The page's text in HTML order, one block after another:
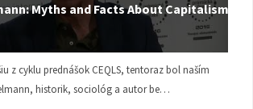
Myths and Facts About Capitalism |
z cyklu prednášok CEQLS, tentoraz bol naším
historik, sociológ a autor be…